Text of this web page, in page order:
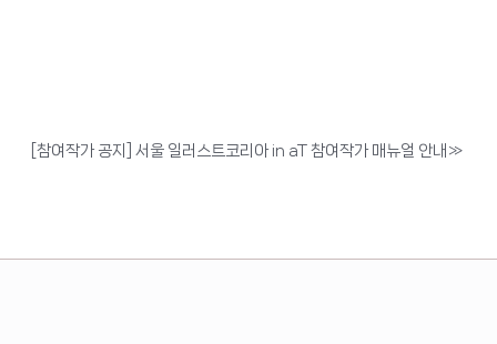
[참여작가 공지] 서울 일러스트코리아 in aT 참여작가 매뉴얼 안내 »